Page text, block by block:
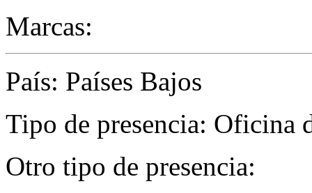
Marcas:
País: Países Bajos
Tipo de presencia: Oficina
Otro tipo de presencia: